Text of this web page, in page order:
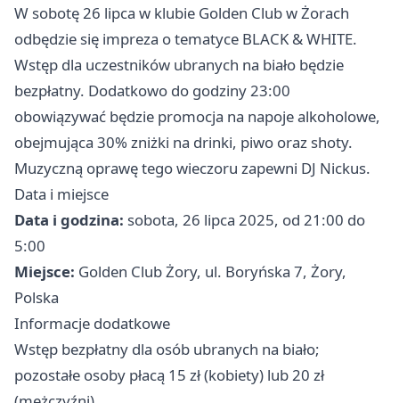
W sobotę 26 lipca w klubie Golden Club w Żorach
odbędzie się impreza o tematyce BLACK & WHITE.
Wstęp dla uczestników ubranych na biało będzie
bezpłatny. Dodatkowo do godziny 23:00
obowiązywać będzie promocja na napoje alkoholowe,
obejmująca 30% zniżki na drinki, piwo oraz shoty.
Muzyczną oprawę tego wieczoru zapewni DJ Nickus.
Data i miejsce
Data i godzina: sobota, 26 lipca 2025, od 21:00 do
5:00
Miejsce: Golden Club Żory, ul. Boryńska 7, Żory,
Polska
Informacje dodatkowe
Wstęp bezpłatny dla osób ubranych na biało;
pozostałe osoby płacą 15 zł (kobiety) lub 20 zł